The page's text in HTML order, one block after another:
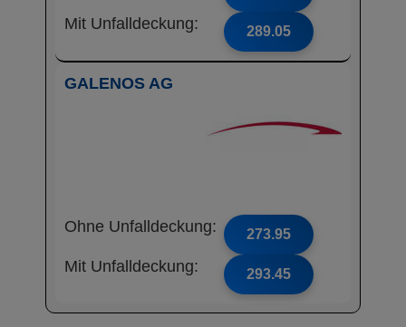
Mit Unfalldeckung: 289.05
GALENOS AG
Ohne Unfalldeckung: 273.95
Mit Unfalldeckung: 293.45